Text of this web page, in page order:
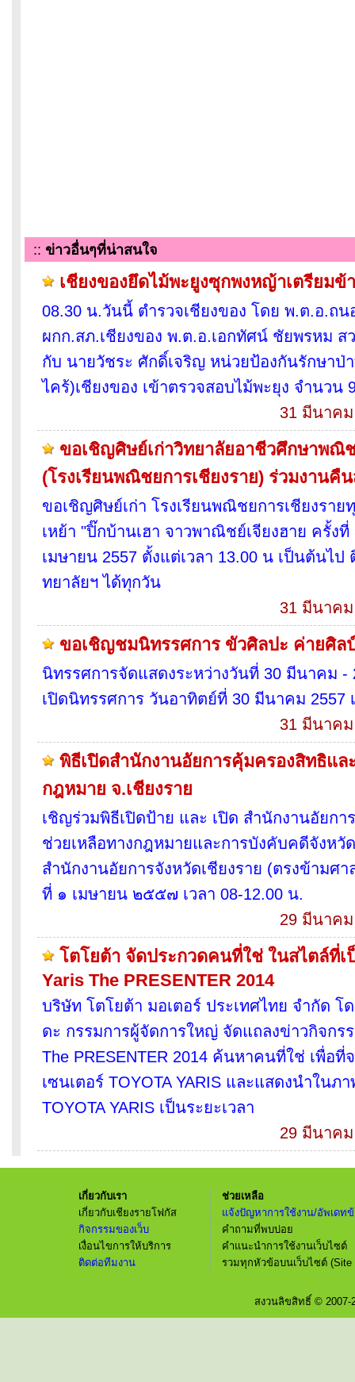
:: ข่าวอื่นๆที่น่าสนใจ
เชียงของยึดไม้พะยูงซุกพงหญ้าเตรียมข้
08.30 น.วันนี้ ตำรวจเชียงของ โดย พ.ต.อ.ถ
ผกก.สภ.เชียงของ พ.ต.อ.เอกทัศน์ ชัยพรหม ส
กับ นายวัชระ ศักดิ์เจริญ หน่วยป้องกันรักษาป่
ไคร้)เชียงของ เข้าตรวจสอบไม้พะยุง จำนวน
31 มีนาคม
ขอเชิญศิษย์เก่าวิทยาลัยอาชีวศึกษาพณิ
(โรงเรียนพณิชยการเชียงราย) ร่วมงานคืน
ขอเชิญศิษย์เก่า โรงเรียนพณิชยการเชียงรา
เหย้า "ปิ๊กบ้านเฮา จาวพาณิชย์เจียงฮาย ครั้งที่
เมษายน 2557 ตั้งแต่เวลา 13.00 น เป็นต้นไ
ทยาลัยฯ ได้ทุกวัน
31 มีนาคม
ขอเชิญชมนิทรรศการ ขัวศิลปะ ค่ายศิล
นิทรรศการจัดแสดงระหว่างวันที่ 30 มีนาคม -
เปิดนิทรรศการ วันอาทิตย์ที่ 30 มีนาคม 2557
31 มีนาคม
พิธีเปิดสำนักงานอัยการคุ้มครองสิทธิแล
กฎหมาย จ.เชียงราย
เชิญร่วมพิธีเปิดป้าย และ เปิด สำนักงานอัยก
ช่วยเหลือทางกฎหมายและการบังคับคดีจังหวั
สำนักงานอัยการจังหวัดเชียงราย (ตรงข้ามศ
ที่ ๑ เมษายน ๒๕๕๗ เวลา 08-12.00 น.
29 มีนาคม
โตโยต้า จัดประกวดคนที่ใช่ ในสไตล์ที่
Yaris The PRESENTER 2014
บริษัท โตโยต้า มอเตอร์ ประเทศไทย จำกัด โ
ดะ กรรมการผู้จัดการใหญ่ จัดแถลงข่าวกิจกร
The PRESENTER 2014 ค้นหาคนที่ใช่ เพื่อที่
เซนเตอร์ TOYOTA YARIS และแสดงนำใน
TOYOTA YARIS เป็นระยะเวลา
29 มีนาคม
เกี่ยวกับเรา
เกี่ยวกับเชียงรายโฟกัส
กิจกรรมของเว็บ
เงื่อนไขการให้บริการ
ติดต่อทีมงาน
ช่วยเหลือ
แจ้งปัญหาการใช้งาน/อัพเดท
คำถามที่พบบ่อย
คำแนะนำการใช้งานเว็บไซต์
รวมทุกหัวข้อบนเว็บไซต์ (Site
สงวนลิขสิทธิ์ © 2007-